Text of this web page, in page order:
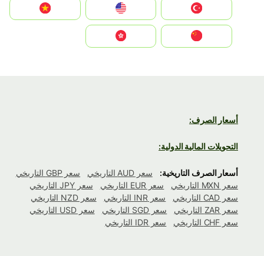
United States
Vietnam
أسعار الصرف:
التحويلات المالية الدولية:
أسعار الصرف التاريخية: سعر AUD التاريخي
سعر GBP التاريخي
سعر MXN التاريخي
سعر EUR التاريخي
سعر JPY التاريخي
سعر CAD التاريخي
سعر INR التاريخي
سعر NZD التاريخي
سعر ZAR التاريخي
سعر SGD التاريخي
سعر USD التاريخي
سعر CHF التاريخي
سعر IDR التاريخي